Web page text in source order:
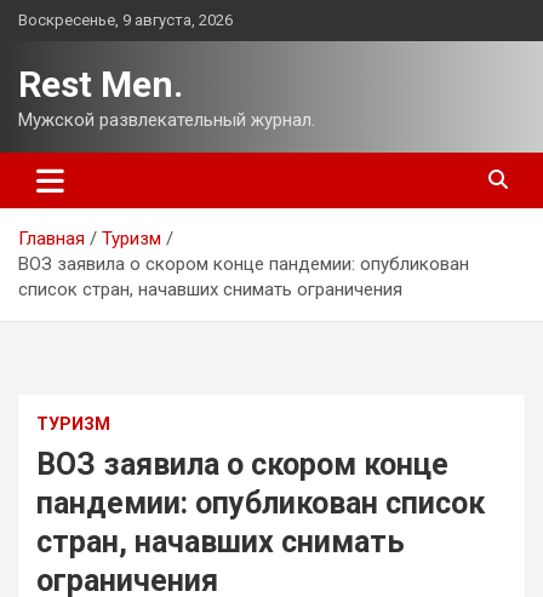
Перейти
Воскресенье, 9 августа, 2026
Rest Men.
Мужской развлекательный журнал.
Главная
Туризм
ВОЗ заявила о скором конце пандемии: опубликован
список стран, начавших снимать ограничения
ТУРИЗМ
ВОЗ заявила о скором конце
пандемии: опубликован список
стран, начавших снимать
ограничения